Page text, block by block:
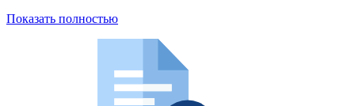
Показать полностью